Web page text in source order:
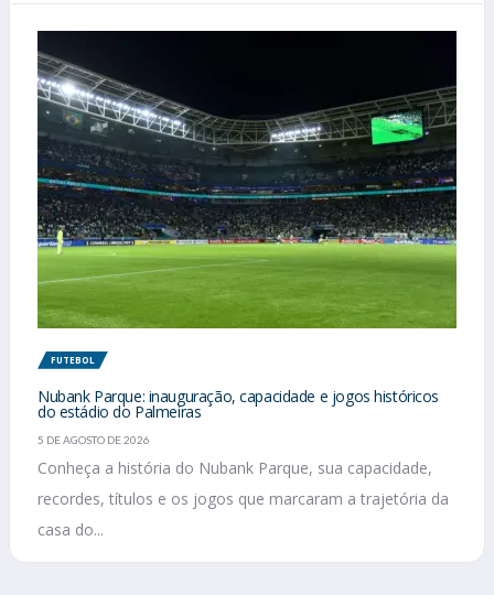
FUTEBOL
Nubank Parque: inauguração, capacidade e jogos históricos
do estádio do Palmeiras
5 DE AGOSTO DE 2026
Conheça a história do Nubank Parque, sua capacidade,
recordes, títulos e os jogos que marcaram a trajetória da
casa do...